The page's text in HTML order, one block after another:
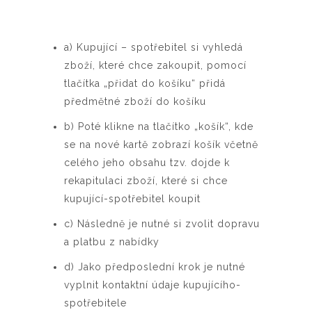
a) Kupující – spotřebitel si vyhledá
zboží, které chce zakoupit, pomocí
tlačítka „přidat do košíku“ přidá
předmětné zboží do košíku
b) Poté klikne na tlačítko „košík“, kde
se na nové kartě zobrazí košík včetně
celého jeho obsahu tzv. dojde k
rekapitulaci zboží, které si chce
kupující-spotřebitel koupit
c) Následně je nutné si zvolit dopravu
a platbu z nabídky
d) Jako předposlední krok je nutné
vyplnit kontaktní údaje kupujícího-
spotřebitele